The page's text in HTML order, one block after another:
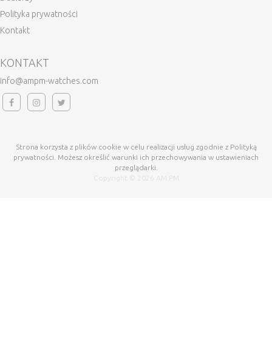
Polityka prywatności
Kontakt
KONTAKT
info@ampm-watches.com
Strona korzysta z plików cookie w celu realizacji usług zgodnie z Polityką
prywatności. Możesz określić warunki ich przechowywania w ustawieniach
przeglądarki.